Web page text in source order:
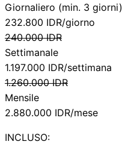
Giornaliero (min. 3 giorni)
232.800 IDR/giorno
240.000 IDR
Settimanale
1.197.000 IDR/settimana
1.260.000 IDR
Mensile
2.880.000 IDR/mese
INCLUSO: